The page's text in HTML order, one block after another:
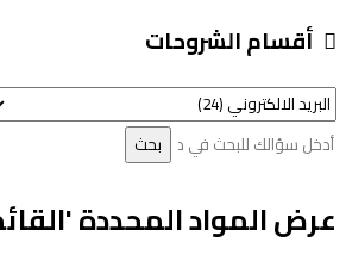
أقسام الشروحات
عرض المواد المحددة